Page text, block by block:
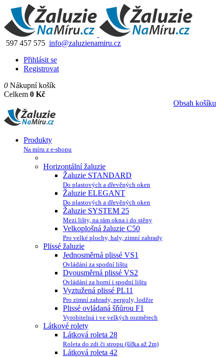
597 457 575 info@zaluzienamiru.cz
Přihlásit se
Registrovat
0 Nákupní košík
Celkem 0 Kč
Obsah košíku
Produkty
Na míru z e-shopu
Horizontální žaluzie
Žaluzie STANDARD
Do plastových a dřevěných oken
Žaluzie ELEGANT
Do plastových a dřevěných oken
Žaluzie SYSTEM 25
Mezi lišty, na rám okna i do stěny
Velkoplošná žaluzie C50
Pro velké plochy, haly, zimní zahrady
Plissé žaluzie
Jednosměrná plissé VS1
Ovládání za spodní lištu
Dvousměrná plissé VS2
Ovládání za horní i spodní lištu
Vyztužená plissé PL11
Pro zimní zahrady, pergoly, lodžie
Plissé ovládaná šňůrou F1
Vyrobitelná i ve velkých rozměrech
Látkové rolety
Látková roleta 28
Roleta do zdi či stropu (šířka až 2m)
Látková roleta 42